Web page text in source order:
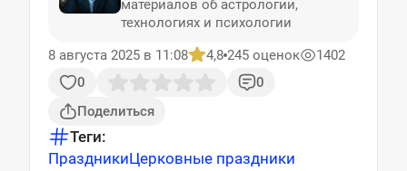
материалов об астрологии,
технологиях и психологии
8 августа 2025 в 11:08
4,8 245 оценок
1402
0
0
Поделиться
Теги:
ПраздникиЦерковные праздники